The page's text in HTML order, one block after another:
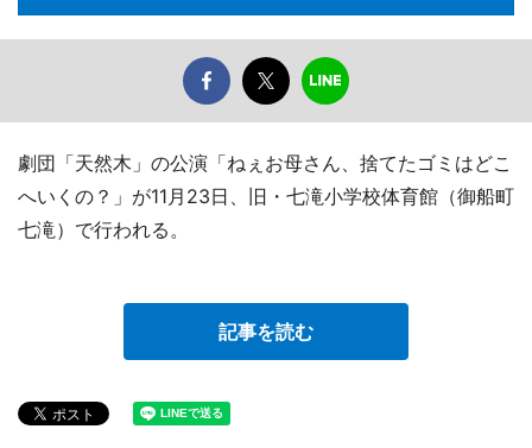
劇団「天然木」の公演「ねぇお母さん、捨てたゴミはどこ
へいくの？」が11月23日、旧・七滝小学校体育館（御船町
七滝）で行われる。
記事を読む